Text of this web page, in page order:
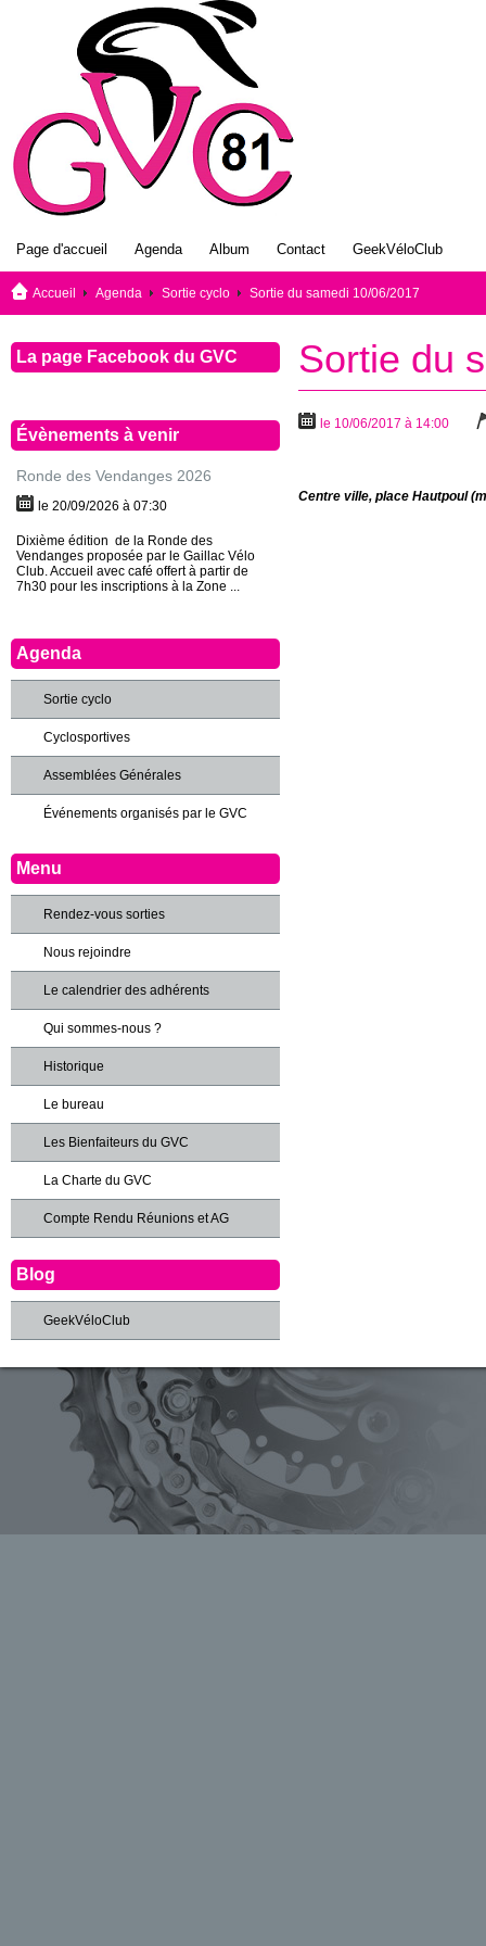
Page d'accueil Agenda Album Contact GeekVéloClub
Accueil Agenda Sortie cyclo Sortie du samedi 10/06/2017
Sortie du
le 10/06/2017 à 14:00
Centre ville, place Hautpoul
La page Facebook du GVC
Évènements à venir
Ronde des Vendanges 2026
le 20/09/2026 à 07:30
Dixième édition de la Ronde des
Vendanges proposée par le Gaillac Vélo
Club. Accueil avec café offert à partir de
7h30 pour les inscriptions à la Zone ...
Agenda
Sortie cyclo
Cyclosportives
Assemblées Générales
Événements organisés par le GVC
Menu
Rendez-vous sorties
Nous rejoindre
Le calendrier des adhérents
Qui sommes-nous ?
Historique
Le bureau
Les Bienfaiteurs du GVC
La Charte du GVC
Compte Rendu Réunions et AG
Blog
GeekVéloClub